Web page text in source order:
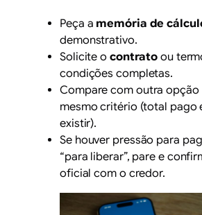
Peça a memória de
demonstrativo.
Solicite o contrato ou
condições completas.
Compare com outra opção
mesmo critério (total pago
existir).
Se houver pressão para
“para liberar”, pare e
oficial com o credor.